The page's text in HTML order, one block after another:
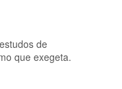
de
que exegeta.